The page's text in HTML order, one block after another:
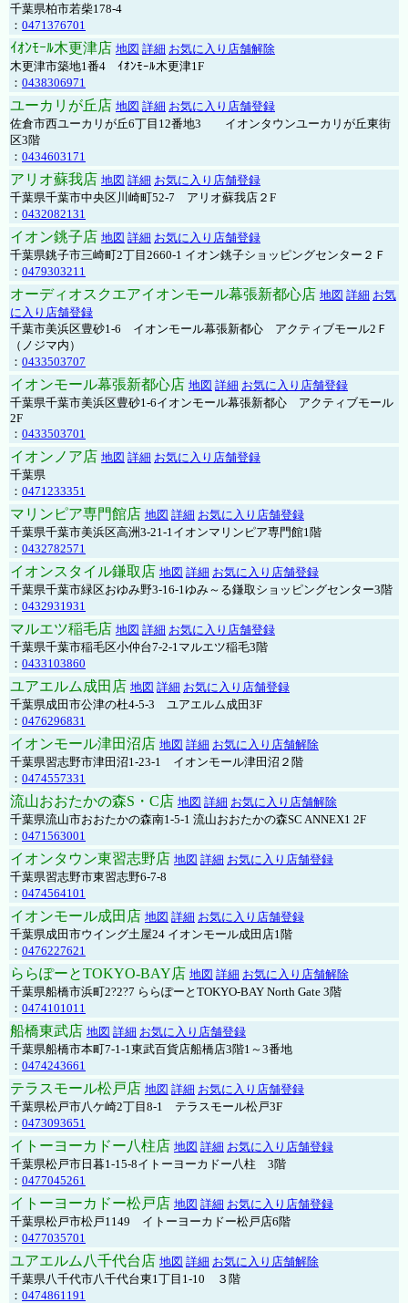
千葉県柏市若柴178-4
： 0471376701
ｲｵﾝﾓｰﾙ木更津店 地図 詳細 お気に入り店舗解除
木更津市築地1番4 ｲｵﾝﾓｰﾙ木更津1F
： 0438306971
ユーカリが丘店 地図 詳細 お気に入り店舗登録
佐倉市西ユーカリが丘6丁目12番地3 イオンタウンユーカリが丘東街
区3階
： 0434603171
アリオ蘇我店 地図 詳細 お気に入り店舗登録
千葉県千葉市中央区川崎町52-7 アリオ蘇我店２F
： 0432082131
イオン銚子店 地図 詳細 お気に入り店舗登録
千葉県銚子市三崎町2丁目2660-1 イオン銚子ショッピングセンター２Ｆ
： 0479303211
オーディオスクエアイオンモール幕張新都心店 地図 詳細 お気
に入り店舗登録
千葉市美浜区豊砂1-6 イオンモール幕張新都心 アクティブモール2Ｆ
（ノジマ内）
： 0433503707
イオンモール幕張新都心店 地図 詳細 お気に入り店舗登録
千葉県千葉市美浜区豊砂1-6イオンモール幕張新都心 アクティブモール
2F
： 0433503701
イオンノア店 地図 詳細 お気に入り店舗登録
千葉県
： 0471233351
マリンピア専門館店 地図 詳細 お気に入り店舗登録
千葉県千葉市美浜区高洲3-21-1イオンマリンピア専門館1階
： 0432782571
イオンスタイル鎌取店 地図 詳細 お気に入り店舗登録
千葉県千葉市緑区おゆみ野3-16-1ゆみ～る鎌取ショッピングセンター3階
： 0432931931
マルエツ稲毛店 地図 詳細 お気に入り店舗登録
千葉県千葉市稲毛区小仲台7-2-1マルエツ稲毛3階
： 0433103860
ユアエルム成田店 地図 詳細 お気に入り店舗登録
千葉県成田市公津の杜4-5-3 ユアエルム成田3F
： 0476296831
イオンモール津田沼店 地図 詳細 お気に入り店舗解除
千葉県習志野市津田沼1-23-1 イオンモール津田沼２階
： 0474557331
流山おおたかの森S・C店 地図 詳細 お気に入り店舗解除
千葉県流山市おおたかの森南1-5-1 流山おおたかの森SC ANNEX1 2F
： 0471563001
イオンタウン東習志野店 地図 詳細 お気に入り店舗登録
千葉県習志野市東習志野6-7-8
： 0474564101
イオンモール成田店 地図 詳細 お気に入り店舗登録
千葉県成田市ウイング土屋24 イオンモール成田店1階
： 0476227621
ららぽーとTOKYO-BAY店 地図 詳細 お気に入り店舗解除
千葉県船橋市浜町2?2?7 ららぽーとTOKYO-BAY North Gate 3階
： 0474101011
船橋東武店 地図 詳細 お気に入り店舗登録
千葉県船橋市本町7-1-1東武百貨店船橋店3階1～3番地
： 0474243661
テラスモール松戸店 地図 詳細 お気に入り店舗登録
千葉県松戸市八ケ崎2丁目8-1 テラスモール松戸3F
： 0473093651
イトーヨーカドー八柱店 地図 詳細 お気に入り店舗登録
千葉県松戸市日暮1-15-8イトーヨーカドー八柱 3階
： 0477045261
イトーヨーカドー松戸店 地図 詳細 お気に入り店舗登録
千葉県松戸市松戸1149 イトーヨーカドー松戸店6階
： 0477035701
ユアエルム八千代台店 地図 詳細 お気に入り店舗解除
千葉県八千代市八千代台東1丁目1-10 ３階
： 0474861191